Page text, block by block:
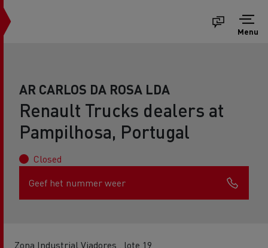
Menu
AR CARLOS DA ROSA LDA
Renault Trucks dealers at
Pampilhosa, Portugal
Closed
Geef het nummer weer
Zona Industrial Viadores , lote 19